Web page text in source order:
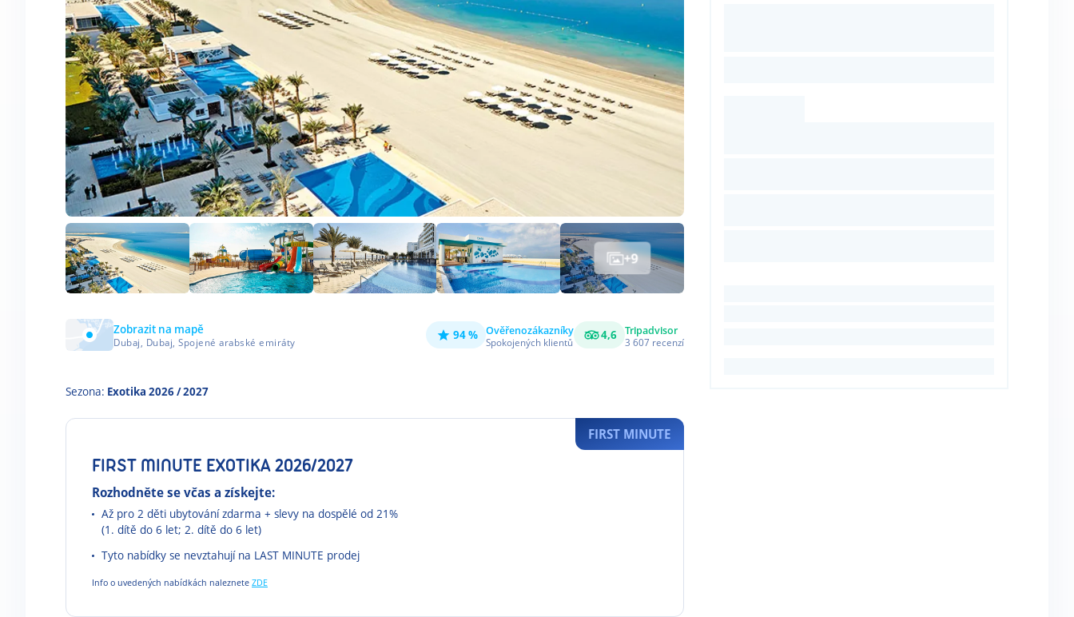
+9
Zobrazit na mapě
Dubaj, Dubaj, Spojené arabské emiráty 94 % Ověřenozákazníky
Spokojených klientů 4,6 Tripadvisor
3 607 recenzí
Sezona: Exotika 2026 / 2027
FIRST MINUTE EXOTIKA 2026/2027
Rozhodněte se včas a získejte:
Až pro 2 děti ubytování zdarma + slevy na dospělé od 21%
(1. dítě do 6 let; 2. dítě do 6 let)
Tyto nabídky se nevztahují na LAST MINUTE prodej
Info o uvedených nabídkách naleznete ZDE
FIRST MINUTE